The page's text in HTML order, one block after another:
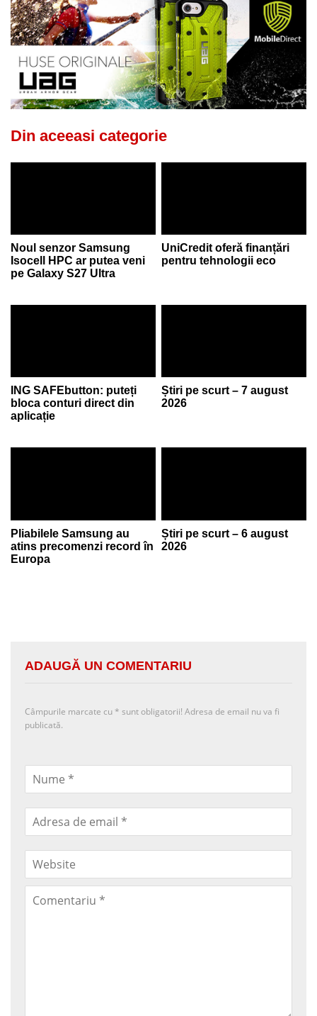
Din aceeasi categorie
Noul senzor Samsung
Isocell HPC ar putea veni
pe Galaxy S27 Ultra
UniCredit oferă finanțări
pentru tehnologii eco
ING SAFEbutton: puteți
bloca conturi direct din
aplicație
Știri pe scurt – 7 august
2026
Pliabilele Samsung au
atins precomenzi record în
Europa
Știri pe scurt – 6 august
2026
ADAUGĂ UN COMENTARIU
Câmpurile marcate cu * sunt obligatorii! Adresa de email nu va fi
publicată.